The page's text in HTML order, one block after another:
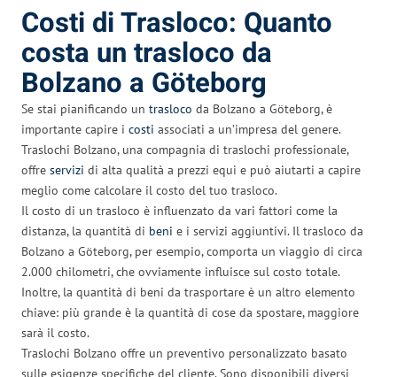
Costi di Trasloco: Quanto
costa un trasloco da
Bolzano a Göteborg
Se stai pianificando un trasloco da Bolzano a Göteborg, è
importante capire i costi associati a un’impresa del genere.
Traslochi Bolzano, una compagnia di traslochi professionale,
offre servizi di alta qualità a prezzi equi e può aiutarti a capire
meglio come calcolare il costo del tuo trasloco.
Il costo di un trasloco è influenzato da vari fattori come la
distanza, la quantità di beni e i servizi aggiuntivi. Il trasloco da
Bolzano a Göteborg, per esempio, comporta un viaggio di circa
2.000 chilometri, che ovviamente influisce sul costo totale.
Inoltre, la quantità di beni da trasportare è un altro elemento
chiave: più grande è la quantità di cose da spostare, maggiore
sarà il costo.
Traslochi Bolzano offre un preventivo personalizzato basato
sulle esigenze specifiche del cliente. Sono disponibili diversi